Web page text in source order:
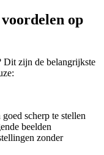
op
Dit zijn de belangrijkste
scherp te stellen
beelden
zonder